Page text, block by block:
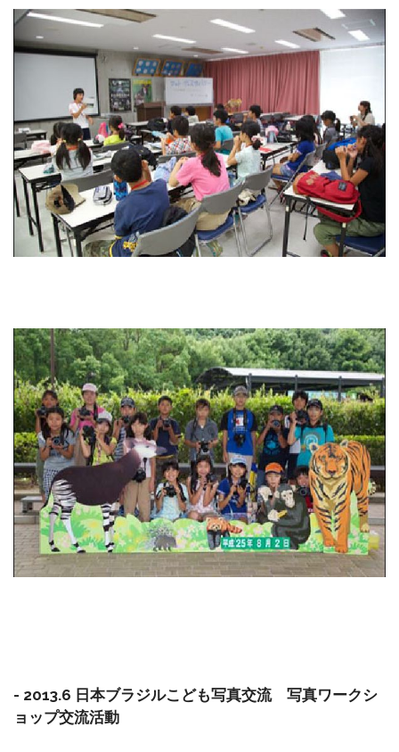
- 2013.6 日本ブラジルこども写真交流 写真ワークシ
ョップ交流活動